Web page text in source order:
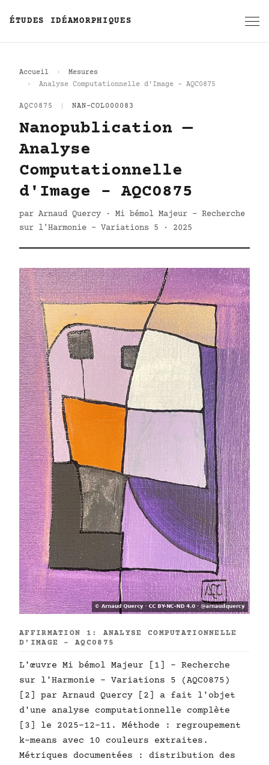
ÉTUDES IDÉAMORPHIQUES
Accueil
Mesures
Analyse Computationnelle d'Image - AQC0875
AQC0875 NAN-COL000083
Nanopublication —
Analyse
Computationnelle
d'Image - AQC0875
par Arnaud Quercy · Mi bémol Majeur - Recherche
sur l'Harmonie - Variations 5 · 2025
AFFIRMATION 1: ANALYSE COMPUTATIONNELLE
D'IMAGE - AQC0875
L'œuvre Mi bémol Majeur [1] - Recherche
sur l'Harmonie - Variations 5 (AQC0875)
[2] par Arnaud Quercy [2] a fait l'objet
d'une analyse computationnelle complète
[3] le 2025-12-11. Méthode : regroupement
k-means avec 10 couleurs extraites.
Métriques documentées : distribution des